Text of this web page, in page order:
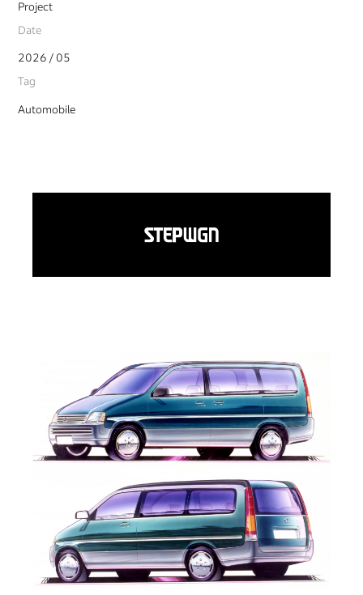
Project
Date
2026 / 05
Tag
Automobile